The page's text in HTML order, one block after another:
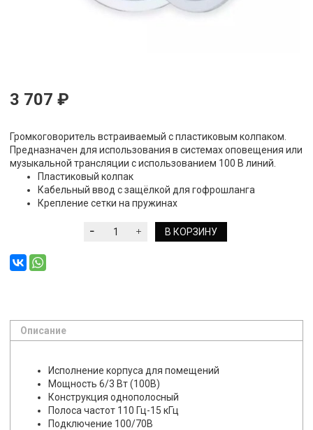
3 707 ₽
Громкоговоритель встраиваемый с пластиковым колпаком.
Предназначен для использования в системах оповещения или
музыкальной трансляции с использованием 100 В линий.
Пластиковый колпак
Кабельный ввод с защёлкой для гофрошланга
Крепление сетки на пружинах
В КОРЗИНУ
Описание
Исполнение корпуса для помещений
Мощность 6/3 Вт (100В)
Конструкция однополосный
Полоса частот 110 Гц-15 кГц
Подключение 100/70В